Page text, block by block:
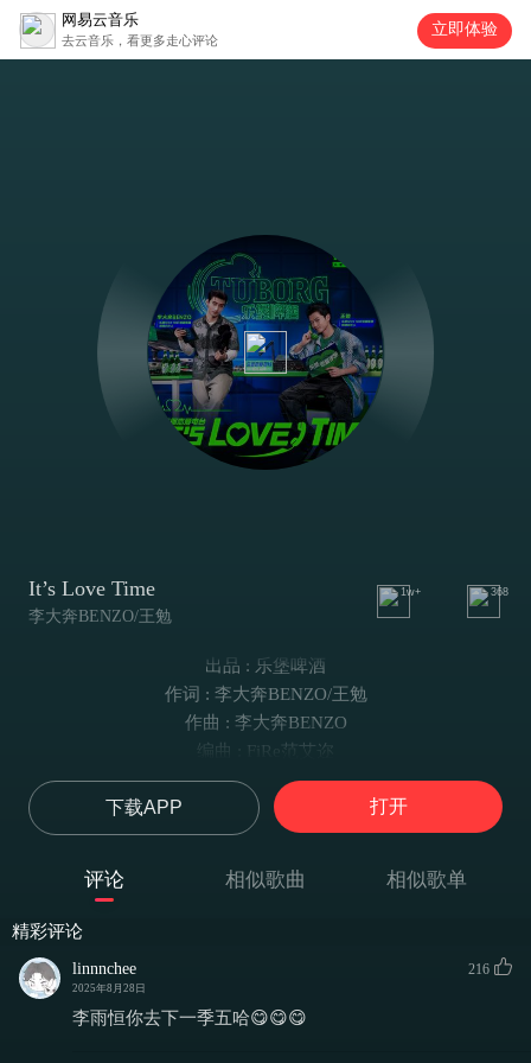
网易云音乐
去云音乐，看更多走心评论
立即体验
It’s Love Time
李大奔BENZO/王勉
1w+ 368
出品 : 乐堡啤酒
作词 : 李大奔BENZO/王勉
作曲 : 李大奔BENZO
编曲 : FiRe范艾迩
混音 : Zitto
母带 : Zitto
录音 : FEVER STUDIO
合：
哪怕有再多被误解的爱
下载APP 打开
评论 相似歌曲 相似歌单
精彩评论
linnnchee
2025年8月28日
216
李雨恒你去下一季五哈😋😋😋